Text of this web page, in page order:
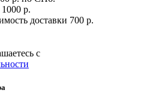
р.
доставки 700 р.
с